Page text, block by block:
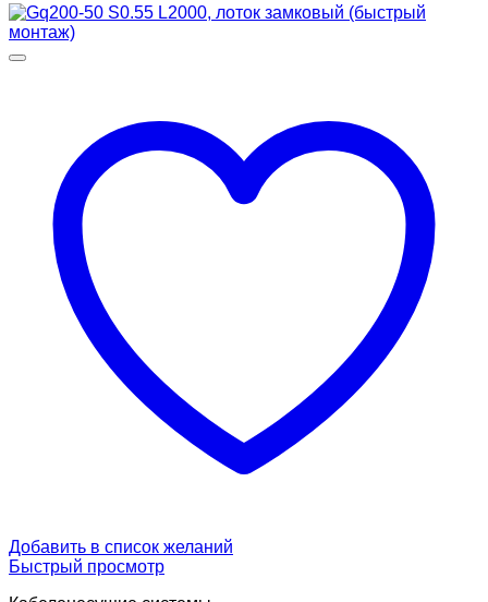
Добавить в список желаний
Быстрый просмотр